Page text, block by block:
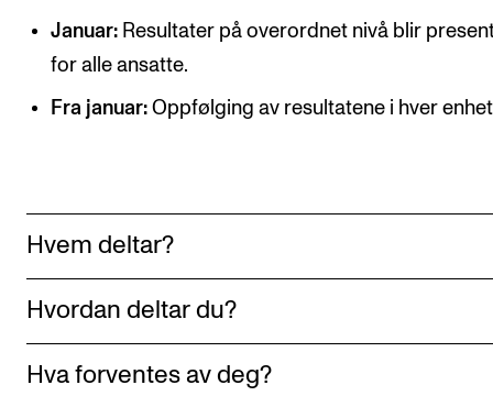
Januar: Resultater på overordnet nivå blir
for alle ansatte.
Fra januar:Oppfølging av resultatene i hver
Hvem deltar?
Hvordan deltar du?
Hva forventes av deg?